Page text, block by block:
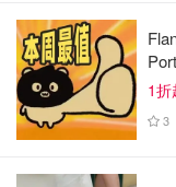
Mini PC UN100P配
载更高清晰度的视
细腻逼真，无论是
沉浸式体验！
适合场景：可以用
至轻度游戏。如果
1折
3